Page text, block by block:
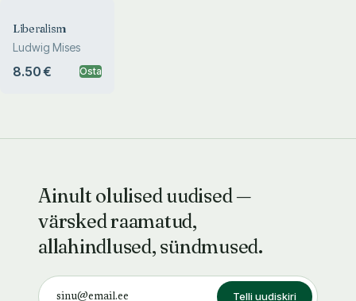
Liberalism
Ludwig Mises
8.50 € Osta
Ainult olulised uudised —
värsked raamatud,
allahindlused, sündmused.
Telli uudiskiri